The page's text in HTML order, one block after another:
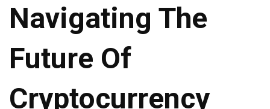
Navigating The
Future Of
Cryptocurrency